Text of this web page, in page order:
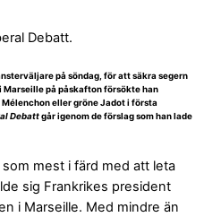
Debatt.
på söndag, för att säkra segern
Marseille på påskafton försökte han
eller gröne Jadot i första
Debattgår igenom de förslag som han lade
mest i färd med att leta
sig Frankrikes president
i Marseille. Med mindre än